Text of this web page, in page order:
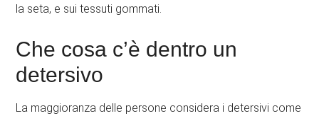
la seta, e sui tessuti gommati.
Che cosa c’è dentro un
detersivo
La maggioranza delle persone considera i detersivi come